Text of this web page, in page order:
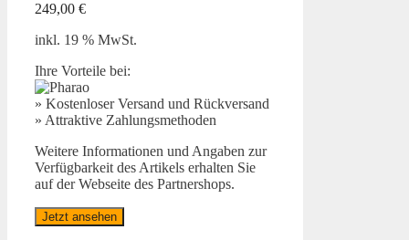
249,00 €
inkl. 19 % MwSt.
Ihre Vorteile bei:
» Kostenloser Versand und Rückversand
» Attraktive Zahlungsmethoden
Weitere Informationen und Angaben zur
Verfügbarkeit des Artikels erhalten Sie
auf der Webseite des Partnershops.
Jetzt ansehen